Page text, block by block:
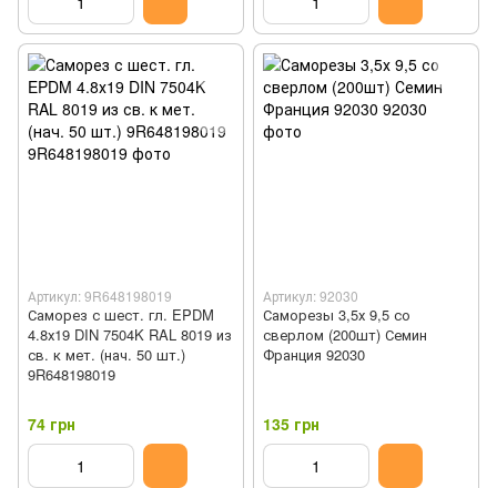
Артикул: 9R648198019
Саморез с шест. гл. EPDM
4.8х19 DIN 7504K RAL 8019 из
св. к мет. (нач. 50 шт.)
9R648198019
74 грн
Артикул: 92030
Саморезы 3,5х 9,5 со
сверлом (200шт) Семин
Франция 92030
135 грн